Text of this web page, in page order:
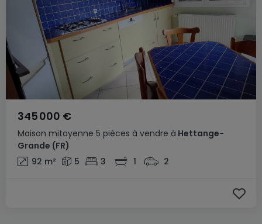
Maison mitoyenne 5 pièces à vendre à Hettange-
Grande (FR)
345 000 €
92 m² 5 3 1 2